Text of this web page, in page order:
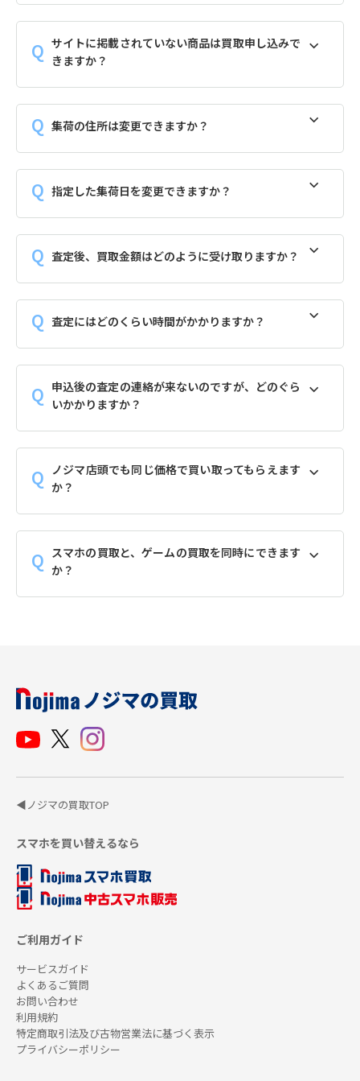
サイトに掲載されていない商品は買取申し込みで
きますか？
集荷の住所は変更できますか？
指定した集荷日を変更できますか？
査定後、買取金額はどのように受け取りますか？
査定にはどのくらい時間がかかりますか？
申込後の査定の連絡が来ないのですが、どのぐら
いかかりますか？
ノジマ店頭でも同じ価格で買い取ってもらえます
か？
スマホの買取と、ゲームの買取を同時にできます
か？
◀ノジマの買取TOP
スマホを買い替えるなら
ご利用ガイド
サービスガイド
よくあるご質問
お問い合わせ
利用規約
特定商取引法及び古物営業法に基づく表示
プライバシーポリシー